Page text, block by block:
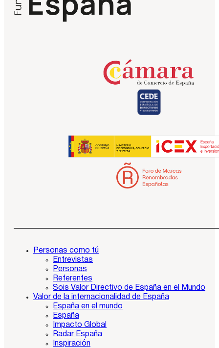
Personas como tú
Entrevistas
Personas
Referentes
Sois Valor Directivo de España en el Mundo
Valor de la internacionalidad de España
España en el mundo
España
Impacto Global
Radar España
Inspiración